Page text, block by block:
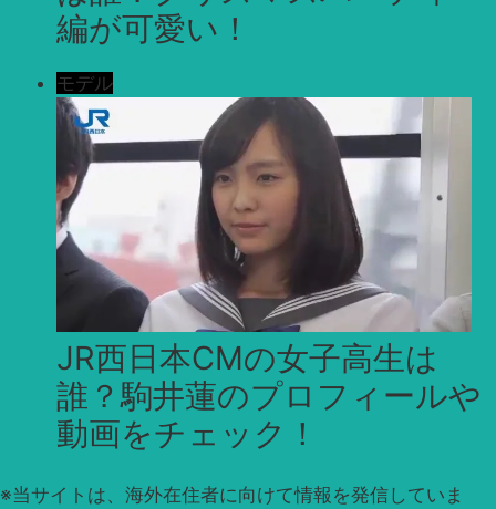
編が可愛い！
モデル
JR西日本CMの女子高生は
誰？駒井蓮のプロフィールや
動画をチェック！
※当サイトは、海外在住者に向けて情報を発信していま